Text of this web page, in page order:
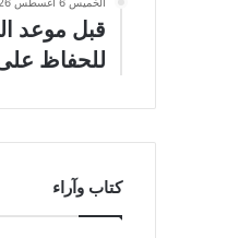
قبل موعد
للحفاظ على
كتاب وآراء